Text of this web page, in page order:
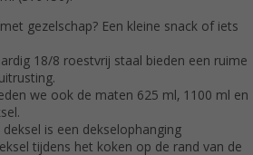
gezelschap? Een kleine snack of iets
18/8 roestvrij staal bieden een ruime
we ook de maten 625 ml, 1100 ml en
is een dekselophanging
tijdens het koken op de rand van de